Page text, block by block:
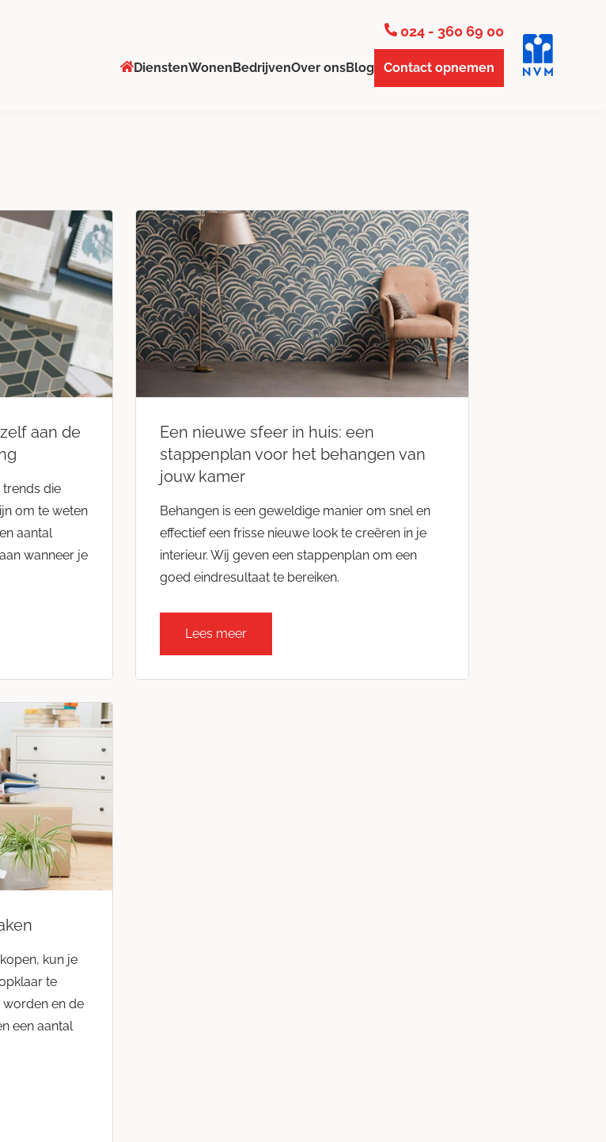
024 - 360 69 00
DienstenWonenBedrijvenOver onsBlog Contact opnemen
aan de
trends die
om te weten
aantal
wanneer je
Een nieuwe sfeer in huis: een
stappenplan voor het behangen van
jouw kamer
Behangen is een geweldige manier om snel en
effectief een frisse nieuwe look te creëren in je
interieur. Wij geven een stappenplan om een
goed eindresultaat te bereiken.
Lees meer
kun je
te
worden en de
een aantal